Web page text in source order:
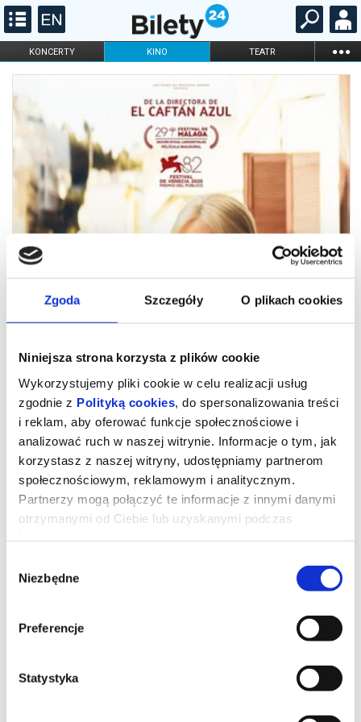
Zgoda Szczegóły O plikach cookies
Niniejsza strona korzysta z plików cookie
Wykorzystujemy pliki cookie w celu realizacji usług
zgodnie z Polityką cookies , do spersonalizowania treści
i reklam, aby oferować funkcje społecznościowe i
analizować ruch w naszej witrynie. Informacje o tym, jak
korzystasz z naszej witryny, udostępniamy partnerom
społecznościowym, reklamowym i analitycznym.
Partnerzy mogą połączyć te informacje z innymi danymi
otrzymanymi od Ciebie lub uzyskanymi podczas
zgody
Niezbędne
Preferencje
Statystyka
KONCERTY KINO TEATR ...
FILHARMONIA OPERA I BALET
ONLINE
*******